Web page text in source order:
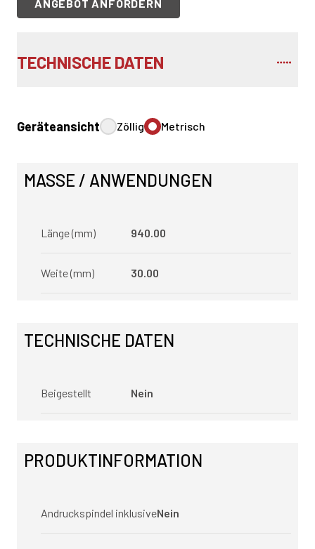
ANGEBOT ANFORDERN
TECHNISCHE DATEN
Geräteansicht Zöllig Metrisch
MASSE / ANWENDUNGEN
Länge (mm) 940.00
Weite (mm) 30.00
TECHNISCHE DATEN
Beigestellt Nein
PRODUKTINFORMATION
Andruckspindel inklusiveNein